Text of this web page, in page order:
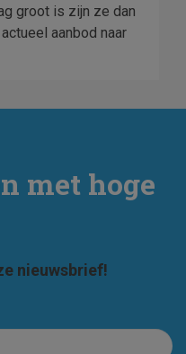
groot is zijn ze dan
aanbod naar
met hoge
nieuwsbrief!